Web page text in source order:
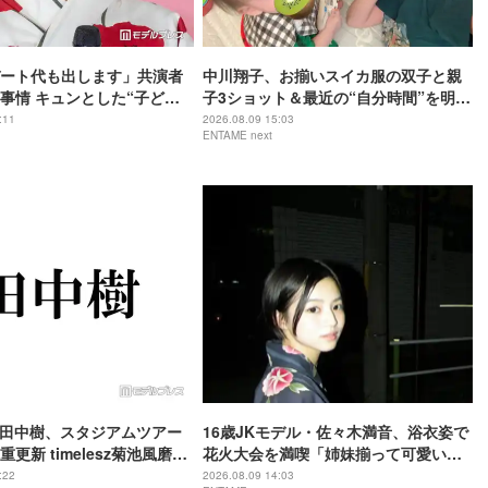
ト代も出します」共演者
情 キュンとした“子ども
ドも告白「ドキッとしま
中川翔子、お揃いスイカ服の双子と親
子3ショット＆最近の“自分時間”を明か
す
2026.08.09 15:03
ENTAME next
中樹、スタジアムツアー
更新 timelesz菊池風磨か
スにツッコミ「聞いてた
16歳JKモデル・佐々木満音、浴衣姿で
花火大会を満喫「姉妹揃って可愛いす
ぎ」
2026.08.09 14:03